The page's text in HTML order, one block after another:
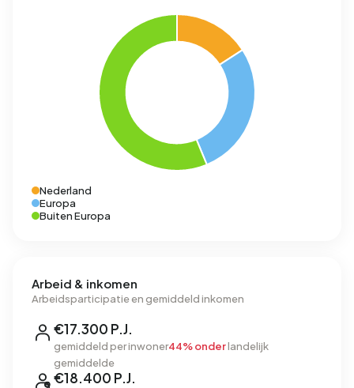
Nederland
Europa
Buiten Europa
Arbeid & inkomen
Arbeidsparticipatie en gemiddeld inkomen
€17.300 P.J.
gemiddeld per inwoner44% onderlandelijk
gemiddelde
€18.400 P.J.